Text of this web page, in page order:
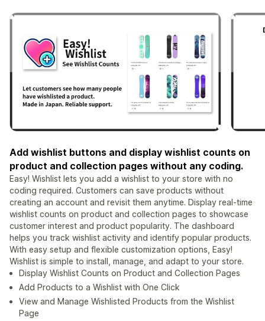
Add wishlist buttons and display wishlist counts on
product and collection pages without any coding.
Easy! Wishlist lets you add a wishlist to your store with no
coding required. Customers can save products without
creating an account and revisit them anytime. Display real-time
wishlist counts on product and collection pages to showcase
customer interest and product popularity. The dashboard
helps you track wishlist activity and identify popular products.
With easy setup and flexible customization options, Easy!
Wishlist is simple to install, manage, and adapt to your store.
Display Wishlist Counts on Product and Collection Pages
Add Products to a Wishlist with One Click
View and Manage Wishlisted Products from the Wishlist
Page